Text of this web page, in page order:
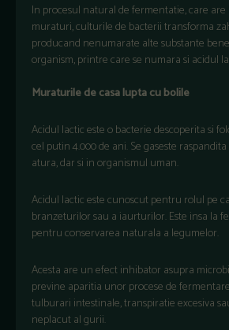
In procesul natural de fermentatie, care
muraturi, culturile de bacterii transforma
producand nenumarate alte substante
organism, printre care se numara si acidul
Muraturile de casa lupta cu bolile
Acidul lactic este o bacterie descoperita si
cel putin 4.000 de ani. Se gaseste
atura, dar si in organismul uman.
Acidul lactic este cunoscut pentru rolul pe
branzeturilor sau a iaurturilor. Este insa la
pentru conservarea naturala a legumelor.
Acesta are un efect inhibator asupra
previne aparitia unor procese de
tulburari intestinale, transpiratie excesiva
neplacut al gurii.